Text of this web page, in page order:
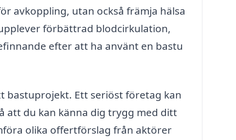
avkoppling, utan också främja hälsa
förbättrad blodcirkulation,
efter att ha använt en bastu
bastuprojekt. Ett seriöst företag kan
att du kan känna dig trygg med ditt
olika offertförslag från aktörer